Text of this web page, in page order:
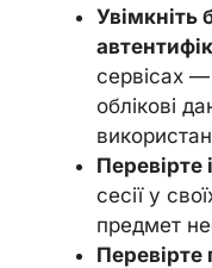
Увімкніть
сервісах —
облікові
Перевірте
сесії у
предмет
Перевірте